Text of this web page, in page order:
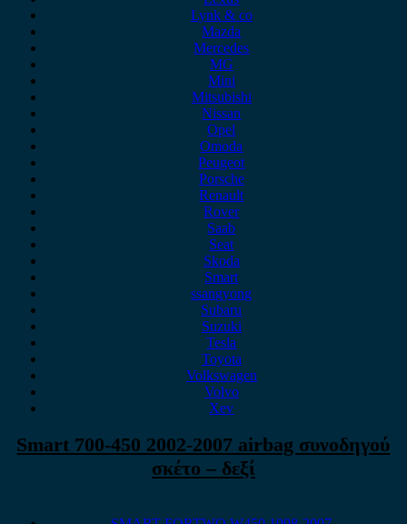
Lynk & co
Mazda
Mercedes
MG
Mini
Mitsubishi
Nissan
Opel
Omoda
Peugeot
Porsche
Renault
Rover
Saab
Seat
Skoda
Smart
ssangyong
Subaru
Suzuki
Tesla
Toyota
Volkswagen
Volvo
Xev
Smart 700-450 2002-2007 airbag συνοδηγού
σκέτο – δεξί